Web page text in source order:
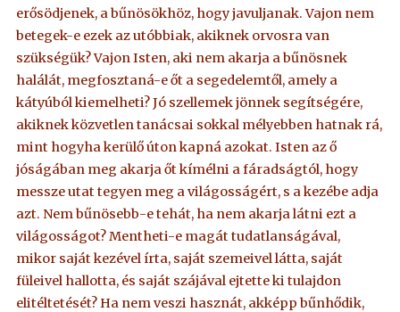
erősödjenek, a bűnösökhöz, hogy javuljanak. Vajon nem
betegek-e ezek az utóbbiak, akiknek orvosra van
szükségük? Vajon Isten, aki nem akarja a bűnösnek
halálát, megfosztaná-e őt a segedelemtől, amely a
kátyúból kiemelheti? Jó szellemek jönnek segítségére,
akiknek közvetlen tanácsai sokkal mélyebben hatnak rá,
mint hogyha kerülő úton kapná azokat. Isten az ő
jóságában meg akarja őt kímélni a fáradságtól, hogy
messze utat tegyen meg a világosságért, s a kezébe adja
azt. Nem bűnösebb-e tehát, ha nem akarja látni ezt a
világosságot? Mentheti-e magát tudatlanságával,
mikor saját kezével írta, saját szemeivel látta, saját
füleivel hallotta, és saját szájával ejtette ki tulajdon
elitéltetését? Ha nem veszi hasznát, akképp bűnhődik,